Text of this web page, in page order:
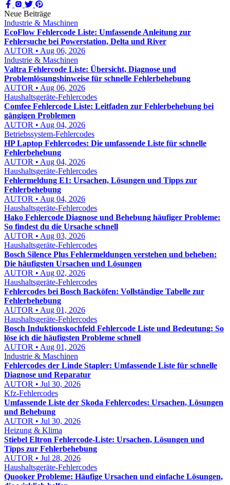
Neue Beiträge
Industrie & Maschinen
EcoFlow Fehlercode Liste: Umfassende Anleitung zur
Fehlersuche bei Powerstation, Delta und River
AUTOR • Aug 06, 2026
Industrie & Maschinen
Valtra Fehlercode Liste: Übersicht, Diagnose und
Problemlösungshinweise für schnelle Fehlerbehebung
AUTOR • Aug 06, 2026
Haushaltsgeräte-Fehlercodes
Comfee Fehlercode Liste: Leitfaden zur Fehlerbehebung bei
gängigen Problemen
AUTOR • Aug 04, 2026
Betriebssystem-Fehlercodes
HP Laptop Fehlercodes: Die umfassende Liste für schnelle
Fehlerbehebung
AUTOR • Aug 04, 2026
Haushaltsgeräte-Fehlercodes
Fehlermeldung E1: Ursachen, Lösungen und Tipps zur
Fehlerbehebung
AUTOR • Aug 04, 2026
Haushaltsgeräte-Fehlercodes
Hako Fehlercode Diagnose und Behebung häufiger Probleme:
So findest du die Ursache schnell
AUTOR • Aug 03, 2026
Haushaltsgeräte-Fehlercodes
Bosch Silence Plus Fehlermeldungen verstehen und beheben:
Die häufigsten Ursachen und Lösungen
AUTOR • Aug 02, 2026
Haushaltsgeräte-Fehlercodes
Fehlercodes bei Bosch Backöfen: Vollständige Tabelle zur
Fehlerbehebung
AUTOR • Aug 01, 2026
Haushaltsgeräte-Fehlercodes
Bosch Induktionskochfeld Fehlercode Liste und Bedeutung: So
löse ich die häufigsten Probleme schnell
AUTOR • Aug 01, 2026
Industrie & Maschinen
Fehlercodes der Linde Stapler: Umfassende Liste für schnelle
Diagnose und Reparatur
AUTOR • Jul 30, 2026
Kfz-Fehlercodes
Umfassende Liste der Skoda Fehlercodes: Ursachen, Lösungen
und Behebung
AUTOR • Jul 30, 2026
Heizung & Klima
Stiebel Eltron Fehlercode-Liste: Ursachen, Lösungen und
Tipps zur Fehlerbehebung
AUTOR • Jul 28, 2026
Haushaltsgeräte-Fehlercodes
Quooker Probleme: Häufige Ursachen und einfache Lösungen,